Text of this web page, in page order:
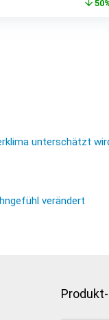
unterschätzt
verändert